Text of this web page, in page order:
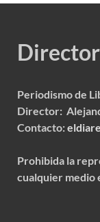
Periodismo de
Director:
Contacto:
Prohibida la
cualquier medio